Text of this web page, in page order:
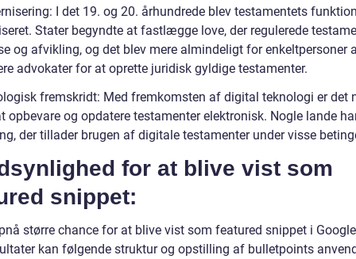
I det 19. og 20. århundrede blev testamentets
Stater begyndte at fastlægge love, der regulerede
og afvikling, og det blev mere almindeligt for enkeltpersoner
advokater for at oprette juridisk gyldige testamenter.
fremskridt: Med fremkomsten af digital teknologi er det
opbevare og opdatere testamenter elektronisk. Nogle lande
der tillader brugen af digitale testamenter under visse
for at blive vist som
snippet:
større chance for at blive vist som featured snippet i Google
kan følgende struktur og opstilling af bulletpoints